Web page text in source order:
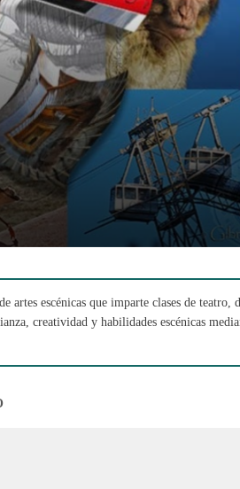
artes escénicas que imparte clases de teatro,
creatividad y habilidades escénicas